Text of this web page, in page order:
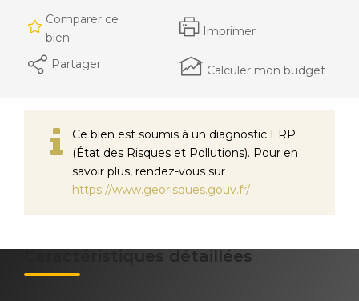
Comparer ce
bien
Imprimer
Partager Calculer mon budget
Ce bien est soumis à un diagnostic ERP
(État des Risques et Pollutions). Pour en
savoir plus, rendez-vous sur
https://www.georisques.gouv.fr/
Caractéristiques détaillées